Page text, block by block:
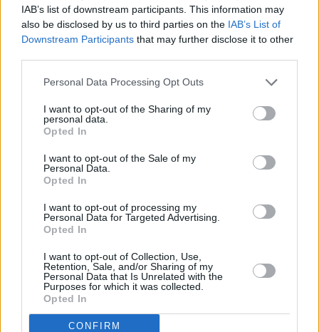
IAB’s list of downstream participants. This information may
also be disclosed by us to third parties on the IAB’s List of
Downstream Participants that may further disclose it to other
Personal Data Processing Opt Outs
I want to opt-out of the Sharing of my
personal data.
Opted In
I want to opt-out of the Sale of my
Personal Data.
Opted In
I want to opt-out of processing my
Personal Data for Targeted Advertising.
Opted In
I want to opt-out of Collection, Use,
Retention, Sale, and/or Sharing of my
Personal Data that Is Unrelated with the
Purposes for which it was collected.
Opted In
CONFIRM
EDITORS' PICKS
Η αγορά του babytech
μετατρέπει τα βρέφη σε πηγή
Η αγορά των συσκευών παρακολούθησης
βρεφών αναπτύσσεται ταχέως, καθώς όλο και
πε...